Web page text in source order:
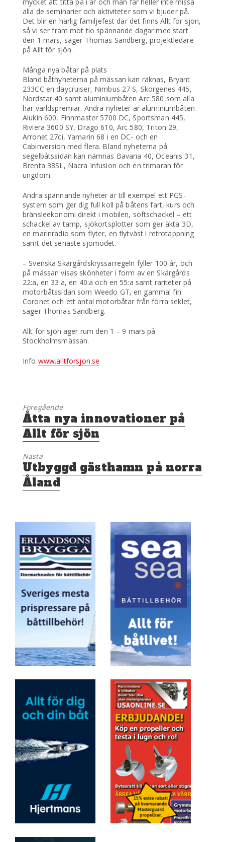
alla de seminarier och aktiviteter som vi bjuder på.
Det blir en härlig familjefest där det finns Allt för sjön,
så vi ser fram mot tio spännande dagar med start
den 1 mars, säger Thomas Sandberg, projektledare
på Allt för sjön.
Många nya båtar på plats
Bland båtnyheterna på mässan kan räknas, Bryant
233CC en daycruiser, Nimbus 27 S, Skorgenes 445,
Nordstar 40 samt aluminiumbåten Arc 580 som alla
har världspremiär. Andra nyheter är aluminiumbåten
Alukin 600, Finnmaster 5700 DC, Sportsman 445,
Riviera 3600 SY, Drago 610, Arc 580, Triton 29,
Arronet 27ci, Yamarin 68 i en DC- och en
Cabinversion med flera. Bland nyheterna på
segelbåtssidan kan nämnas Bavaria 40, Oceanis 31,
Brenta 38SL, Nacra Infusion och en trimaran för
ungdom.
Andra spännande nyheter är till exempel ett PGS-
system som ger dig full koll på båtens fart, kurs och
bränsleekonomi direkt i mobilen, softschackel – ett
schackel av tamp, sjökortsplotter som ger äkta 3D,
en marinradio som flyter, en flytväst i retrotappning
samt det senaste sjömodet.
– Svenska Skärgårdskryssarregeln fyller 100 år, och
på mässan visas skönheter i form av en Skärgårds
22:a, en 33:a, en 40:a och en 55:a samt rariteter på
motorbåtssidan som Weedo GT, en gammal fin
Coronet och ett antal motorbåtar från förra seklet,
säger Thomas Sandberg.
Allt för sjön äger rum den 1 – 9 mars på
Stockholmsmässan.
Info www.alltforsjon.se
Föregående
Föregående
inlägg:
Åtta nya innovationer på
Allt för sjön
Nästa
Nästa
inlägg:
Utbyggd gästhamn på norra
Åland